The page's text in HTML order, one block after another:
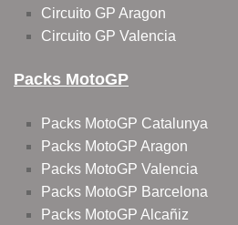
Circuito GP Aragon
Circuito GP Valencia
Packs MotoGP
Packs MotoGP Catalunya
Packs MotoGP Aragon
Packs MotoGP Valencia
Packs MotoGP Barcelona
Packs MotoGP Alcañiz